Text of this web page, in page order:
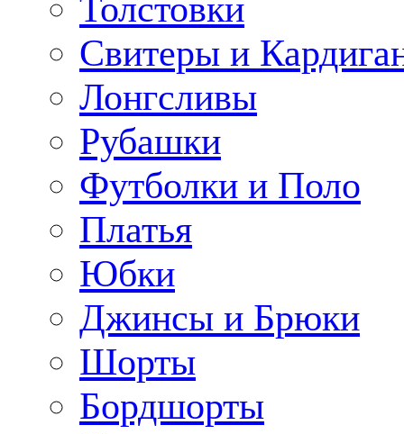
Толстовки
Свитеры и
Лонгсливы
Рубашки
Футболки и Поло
Платья
Юбки
Джинсы и Брюки
Шорты
Бордшорты